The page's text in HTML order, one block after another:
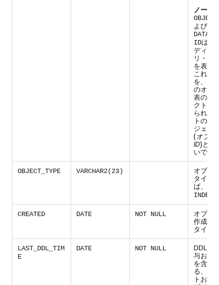
ノート:
よび
IDはデ
ディク
リ・メ
を表示
これら
を、シ
のオブ
表の行
クトに
られる
トの一
ジェク
(オブジ
ID)と混
いでく
OBJECT_TYPE VARCHAR2(23)
オブジ
タイプ(
ば、
INDEX
CREATED DATE NOT NULL
オブジ
作成に
タイム
LAST_DDL_TIM
E
DATE NOT NULL
DDL文(
与およ
を含む)
る、オ
トおよ